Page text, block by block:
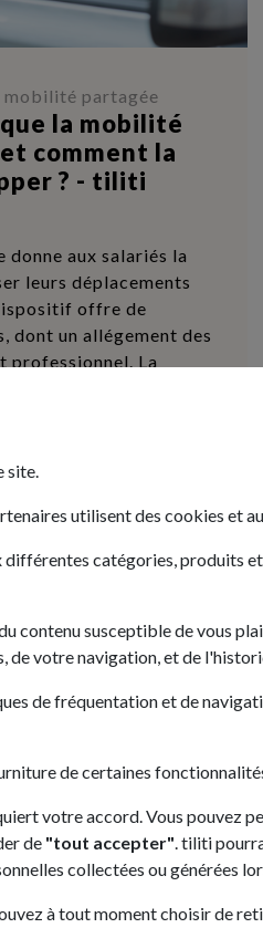
site.
utilisent des cookies et
catégories, produits
contenu susceptible de vous
de votre navigation, et de
de fréquentation et de
de certaines
votre accord. Vous pouvez
de "tout accepter". tiliti
collectées ou générées
à tout moment choisir de
mobilité partagée
la mobilité
comment la
? - tiliti
aux salariés la
leurs déplacements
offre de
dont un allégement des
professionnel. La
la suite